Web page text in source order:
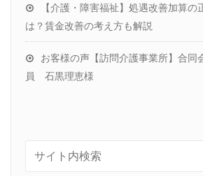
【介護・障害福祉】処遇改善加算の
は？賃金改善の考え方も解説
お客様の声【訪問介護事業所】合
員 石黒理恵様